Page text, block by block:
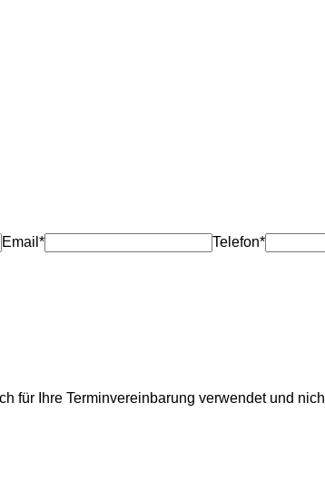
Email* Telefon*
für Ihre Terminvereinbarung verwendet und